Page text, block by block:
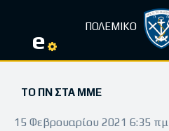
e ΠΟΛΕΜΙΚΟ
ΤΟ ΠΝ ΣΤΑ ΜΜΕ
15 Φεβρουαρίου 2021 6:35 πμ